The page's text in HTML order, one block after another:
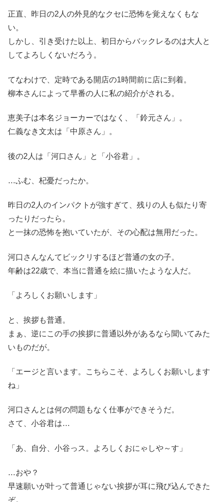
正直、昨日の2人の外見的なクセに恐怖を覚えなくもな
い。
しかし、引き受けた以上、初日からバックレるのは大人と
してよろしくないだろう。
てなわけで、定時である開店の1時間前に店に到着。
柳本さんによって早番の人に私の紹介がされる。
恵美子は本名ジョーカーではなく、「鈴元さん」。
仁義なき文太は「中原さん」。
後の2人は「河口さん」と「小谷君」。
…ふむ、杞憂だったか。
昨日の2人のインパクトが強すぎて、残りの人も似たり寄
ったりだったら。
と一抹の恐怖を抱いていたが、その心配は無用だった。
河口さんなんてビックリするほど普通の女の子。
年齢は22歳で、本当に普通を絵に描いたような人だ。
「よろしくお願いします」
と、挨拶も普通。
まぁ、逆にこの手の挨拶に普通以外があるなら聞いてみた
いものだが。
「エージと言います。こちらこそ、よろしくお願いします
ね」
河口さんとは何の問題もなく仕事ができそうだ。
さて、小谷君は…
「あ、自分、小谷っス。よろしくおにゃしや～す」
…おや？
早速願いが叶って普通じゃない挨拶が耳に飛び込んできた
ぞ。